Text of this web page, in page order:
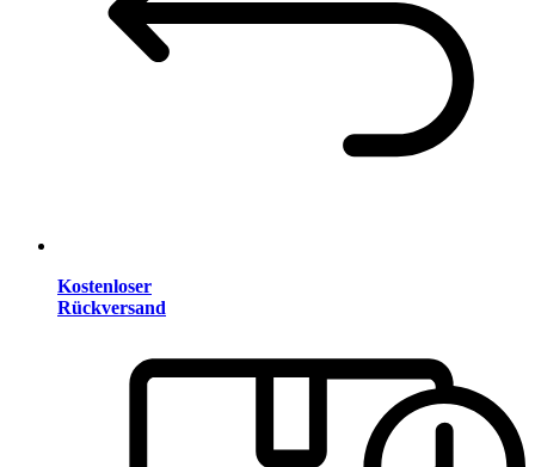
Kostenloser
Rückversand